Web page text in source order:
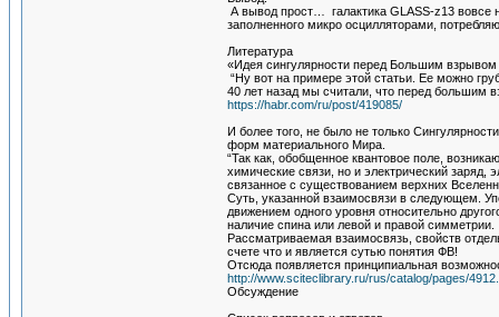
А вывод прост… галактика GLASS-z13 вовсе
заполненного микро осцилляторами,
Литература
«Идея сингулярности перед Большим взрывом
“Ну вот на примере этой статьи. Ее можно
40 лет назад мы считали, что перед большим
https://habr.com/ru/post/419085/
И более того, не было не только
форм материального Мира.
“Так как, обобщенное квантовое поле,
химические связи, но и электрический
связанное с существованием верхних
Суть, указанной взаимосвязи в следующем.
движением одного уровня относительно
наличие спина или левой и правой симметрии.
Рассматриваемая взаимосвязь, свойств
счете что и является сутью понятия ФВ!
Отсюда появляется принципиальная
http://www.sciteclibrary.ru/rus/catalog/pages/
Обсуждение